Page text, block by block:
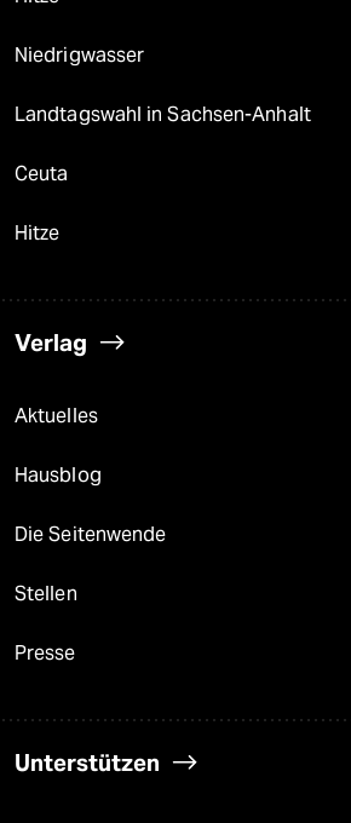
Niedrigwasser
Landtagswahl in Sachsen-Anhalt
Ceuta
Hitze
Verlag
Aktuelles
Hausblog
Die Seitenwende
Stellen
Presse
Unterstützen